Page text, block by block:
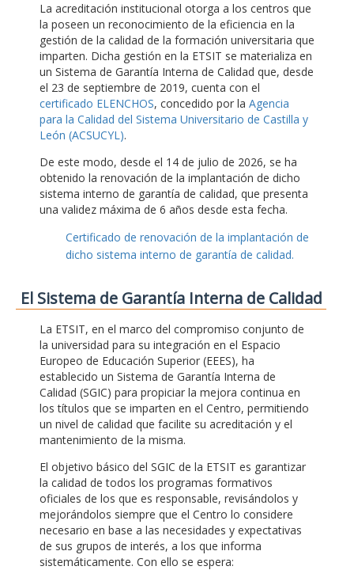
La acreditación institucional otorga a los centros que
la poseen un reconocimiento de la eficiencia en la
gestión de la calidad de la formación universitaria que
imparten. Dicha gestión en la ETSIT se materializa en
un Sistema de Garantía Interna de Calidad que, desde
el 23 de septiembre de 2019, cuenta con el
certificado ELENCHOS, concedido por la Agencia
para la Calidad del Sistema Universitario de Castilla y
León (ACSUCYL).
De este modo, desde el 14 de julio de 2026, se ha
obtenido la renovación de la implantación de dicho
sistema interno de garantía de calidad, que presenta
una validez máxima de 6 años desde esta fecha.
Certificado de renovación de la implantación de
dicho sistema interno de garantía de calidad.
El Sistema de Garantía Interna de Calidad
La ETSIT, en el marco del compromiso conjunto de
la universidad para su integración en el Espacio
Europeo de Educación Superior (EEES), ha
establecido un Sistema de Garantía Interna de
Calidad (SGIC) para propiciar la mejora continua en
los títulos que se imparten en el Centro, permitiendo
un nivel de calidad que facilite su acreditación y el
mantenimiento de la misma.
El objetivo básico del SGIC de la ETSIT es garantizar
la calidad de todos los programas formativos
oficiales de los que es responsable, revisándolos y
mejorándolos siempre que el Centro lo considere
necesario en base a las necesidades y expectativas
de sus grupos de interés, a los que informa
sistemáticamente. Con ello se espera: